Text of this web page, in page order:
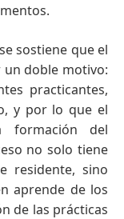
sostiene que el
doble motivo:
practicantes,
y por lo que el
formación del
no solo tiene
residente, sino
aprende de los
de las prácticas